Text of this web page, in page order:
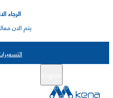
الرجاء
يتم الان